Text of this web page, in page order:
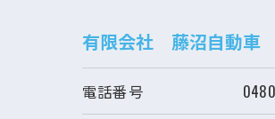
有限会社 藤沼自動車
電話番号